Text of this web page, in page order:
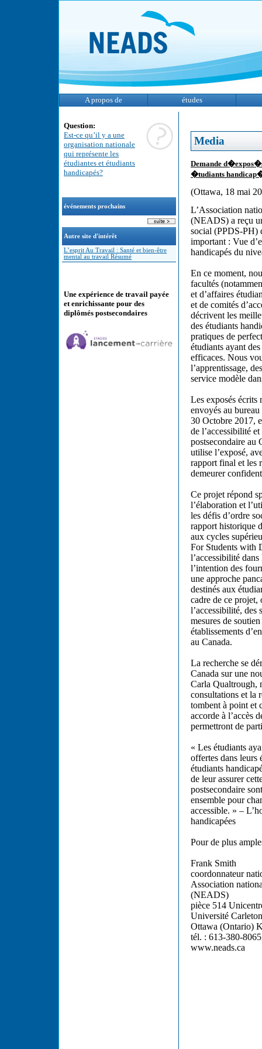
A propos de études
Question:
Est-ce qu’il y a une
organisation nationale
qui représente les
étudiantes et étudiants
handicapés?
événements prochains
Autre site d'intérêt
L’esprit Au Travail : Santé et bien-être
mental au travail Résumé
Une expérience de travail payée
et enrichissante pour des
diplômés postsecondaires
Media
Demande
�tudiants
(Ottawa, 18 mai
L’Association
(NEADS) a reçu
social (PPDS-PH)
important : Vue
handicapés du
En ce moment,
facultés
et d’affaires
et de comités
décrivent les
des étudiants
pratiques de
étudiants ayant
efficaces. Nous
l’apprentissage,
service modèle
Les exposés écrits
envoyés au
30 Octobre 2017,
de l’accessibilité
postsecondaire au
utilise l’exposé,
rapport final et les
demeurer
Ce projet répond
l’élaboration et
les défis d’ordre
rapport historique
aux cycles
For Students with
l’accessibilité
l’intention des
une approche
destinés aux
cadre de ce projet,
l’accessibilité, des
mesures de
établissements
au Canada.
La recherche se
Canada sur une
Carla Qualtrough,
consultations et la
tombent à point et
accorde à l’accès
permettront de
« Les étudiants
offertes dans leurs
étudiants
de leur assurer
postsecondaire
ensemble pour
accessible. » –
handicapées
Pour de plus
Frank Smith
coordonnateur
Association
(NEADS)
pièce 514
Université Carleton
Ottawa (Ontario)
tél. : 613-380-
www.neads.ca